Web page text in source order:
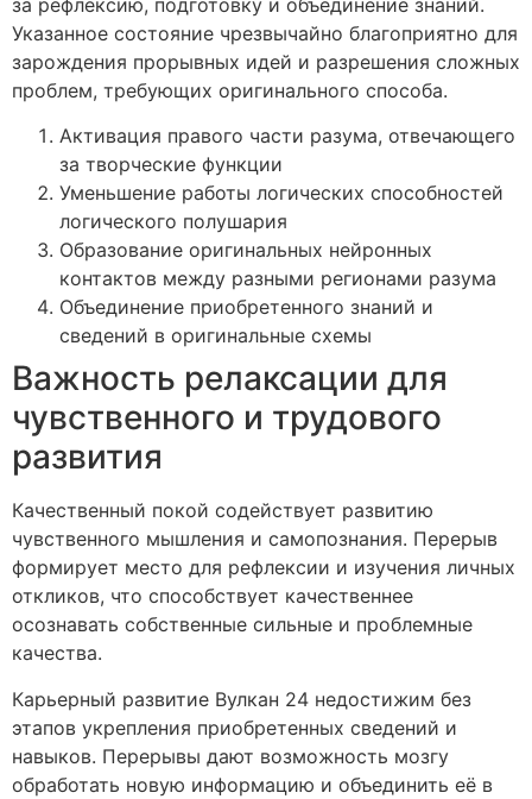
Указанное состояние чрезвычайно благоприятно для
зарождения прорывных идей и разрешения сложных
проблем, требующих оригинального способа.
Активация правого части разума, отвечающего
за творческие функции
Уменьшение работы логических способностей
логического полушария
Образование оригинальных нейронных
контактов между разными регионами разума
Объединение приобретенного знаний и
сведений в оригинальные схемы
Важность релаксации для
чувственного и трудового
развития
Качественный покой содействует развитию
чувственного мышления и самопознания. Перерыв
формирует место для рефлексии и изучения личных
откликов, что способствует качественнее
осознавать собственные сильные и проблемные
качества.
Карьерный развитие Вулкан 24 недостижим без
этапов укрепления приобретенных сведений и
навыков. Перерывы дают возможность мозгу
обработать новую информацию и объединить её в